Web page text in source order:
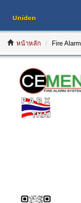
Uniden
หน้าหลัก Fire Alarm